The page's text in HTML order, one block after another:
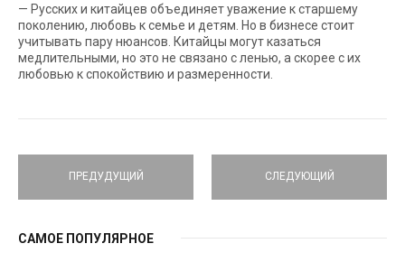
— Русских и китайцев объединяет уважение к старшему
поколению, любовь к семье и детям. Но в бизнесе стоит
учитывать пару нюансов. Китайцы могут казаться
медлительными, но это не связано с ленью, а скорее с их
любовью к спокойствию и размеренности.
ПРЕДУДУЩИЙ СЛЕДУЮЩИЙ
САМОЕ ПОПУЛЯРНОЕ